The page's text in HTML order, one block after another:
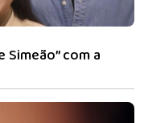
Simeão” com a